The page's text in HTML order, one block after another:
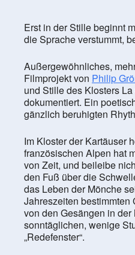
Erst in der Stille beginnt
die Sprache verstummt,
Außergewöhnliches,
Filmprojekt von Philip
und Stille des Klosters
dokumentiert. Ein
gänzlich beruhigten
Im Kloster der Kartäuser
französischen Alpen hat
von Zeit, und beileibe
den Fuß über die
das Leben der Mönche
Jahreszeiten bestimmten
von den Gesängen in
sonntäglichen, wenige
„Redefenster“.